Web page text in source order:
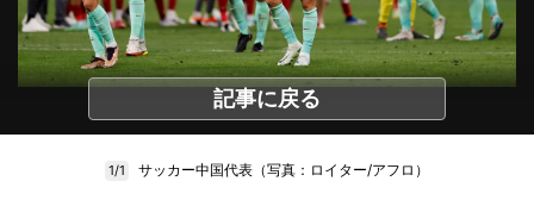
記事に戻る
1/1 サッカー中国代表（写真：ロイター/アフロ）